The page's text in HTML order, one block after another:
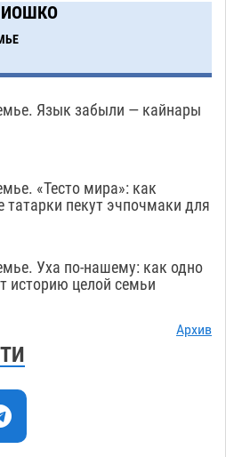
ответит рублем
судебного
запечатлели
паука-охотника
розыска не смог
патруля
10.08 370
музыкальный арт-
10.08 481
поколений: в
велопарад памяти Юрия
Рамазанова
в Астрахани чествовали
ИОШКО
Язык забыли — кайнары
«Тесто мира»: как
татарки пекут эчпочмаки для
Уха по-нашему: как одно
историю целой семьи
Архив